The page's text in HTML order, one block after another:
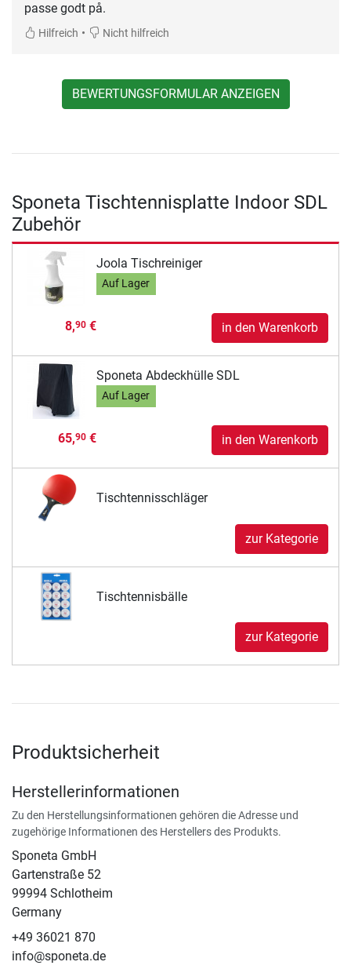
passe godt på.
Hilfreich • Nicht hilfreich
BEWERTUNGSFORMULAR ANZEIGEN
Sponeta Tischtennisplatte Indoor SDL
Zubehör
Joola Tischreiniger
Auf Lager
8,90€ in den Warenkorb
Sponeta Abdeckhülle SDL
Auf Lager
65,90€ in den Warenkorb
Tischtennisschläger
zur Kategorie
Tischtennisbälle
zur Kategorie
Produktsicherheit
Herstellerinformationen
Zu den Herstellungsinformationen gehören die Adresse und
zugehörige Informationen des Herstellers des Produkts.
Sponeta GmbH
Gartenstraße 52
99994 Schlotheim
Germany
+49 36021 870
info@sponeta.de